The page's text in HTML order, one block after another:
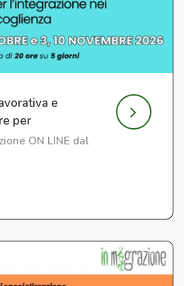
e
per
ON LINE dal